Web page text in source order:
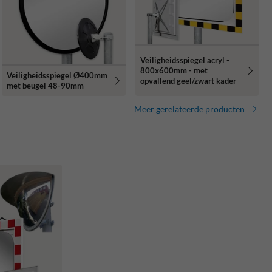
Veiligheidsspiegel Ø400mm
met beugel 48-90mm
Veiligheidsspiegel acryl -
800x600mm - met
opvallend geel/zwart kader
Meer gerelateerde producten